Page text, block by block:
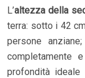
L’altezza della
terra: sotto i 42
persone
completamente
profondità